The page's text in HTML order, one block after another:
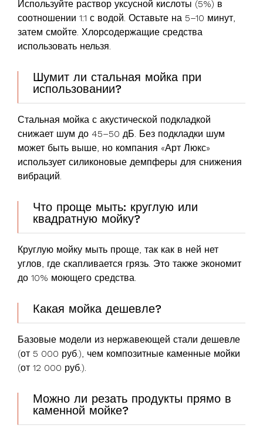
Используйте раствор уксусной кислоты (5%) в
соотношении 1:1 с водой. Оставьте на 5–10 минут,
затем смойте. Хлорсодержащие средства
использовать нельзя.
Шумит ли стальная мойка при
использовании?
Стальная мойка с акустической подкладкой
снижает шум до 45–50 дБ. Без подкладки шум
может быть выше, но компания «Арт Люкс»
использует силиконовые демпферы для снижения
вибраций.
Что проще мыть: круглую или
квадратную мойку?
Круглую мойку мыть проще, так как в ней нет
углов, где скапливается грязь. Это также экономит
до 10% моющего средства.
Какая мойка дешевле?
Базовые модели из нержавеющей стали дешевле
(от 5 000 руб.), чем композитные каменные мойки
(от 12 000 руб.).
Можно ли резать продукты прямо в
каменной мойке?